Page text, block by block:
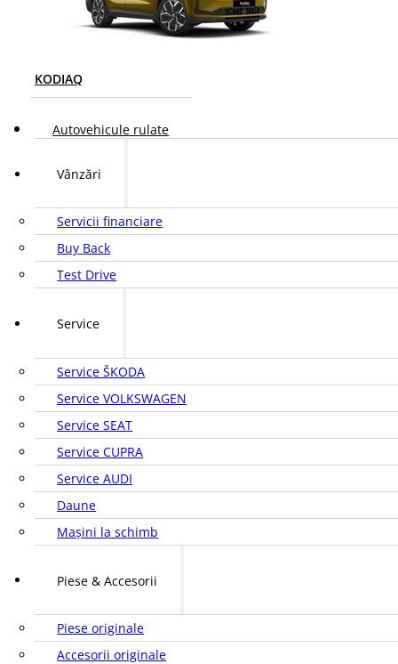
KODIAQ
Autovehicule rulate
Vânzări
Servicii financiare
Buy Back
Test Drive
Service
Service ŠKODA
Service VOLKSWAGEN
Service SEAT
Service CUPRA
Service AUDI
Daune
Mașini la schimb
Piese & Accesorii
Piese originale
Accesorii originale